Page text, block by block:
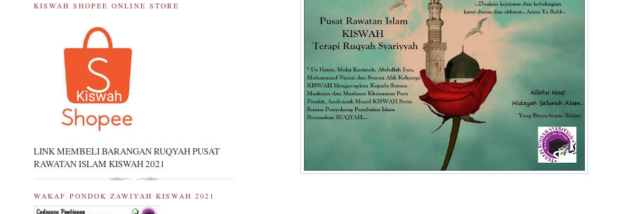
KISWAH SHOPEE ONLINE STORE
LINK MEMBELI BARANGAN RUQYAH PUSAT
RAWATAN ISLAM KISWAH 2021
WAKAF PONDOK ZAWIYAH KISWAH 2021